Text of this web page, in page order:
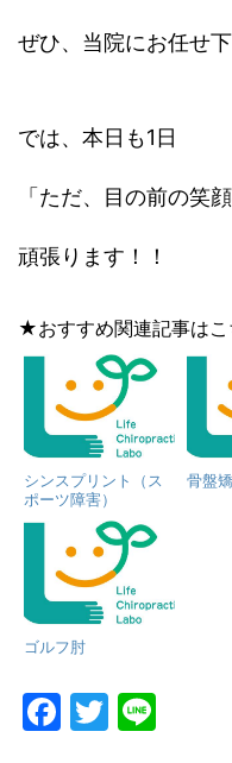
ぜひ、当院にお任せ下
では、本日も1日
「ただ、目の前の笑
頑張ります！！
★おすすめ関連記事は
シンスプリント（ス
ポーツ障害）
骨盤
ゴルフ肘
F
T